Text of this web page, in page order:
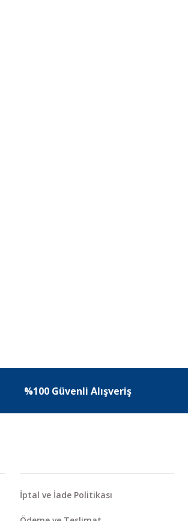
%100 Güvenli Alışveriş
İptal ve İade Politikası